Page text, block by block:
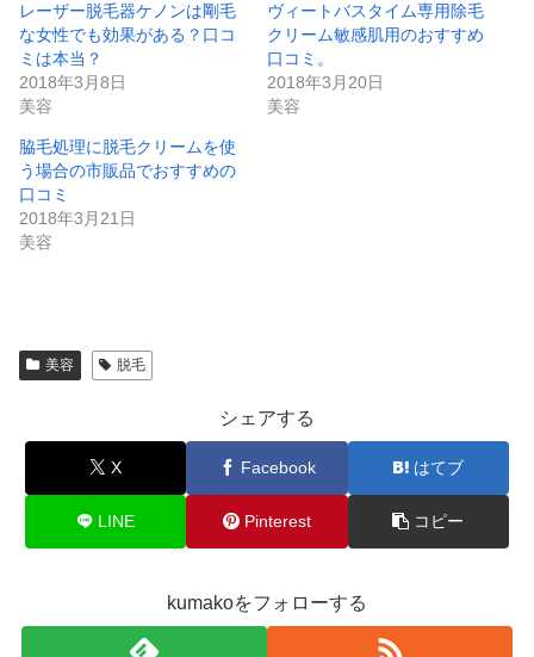
レーザー脱毛器ケノンは剛毛
な女性でも効果がある？口コ
ミは本当？
2018年3月8日
美容
ヴィートバスタイム専用除毛
クリーム敏感肌用のおすすめ
口コミ。
2018年3月20日
美容
脇毛処理に脱毛クリームを使
う場合の市販品でおすすめの
口コミ
2018年3月21日
美容
美容 脱毛
シェアする
X Facebook はてブ
LINE Pinterest コピー
kumakoをフォローする